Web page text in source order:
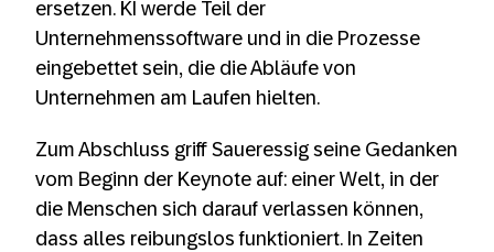
ersetzen. KI werde Teil der
Unternehmenssoftware und in die Prozesse
eingebettet sein, die die Abläufe von
Unternehmen am Laufen hielten.
Zum Abschluss griff Saueressig seine Gedanken
vom Beginn der Keynote auf: einer Welt, in der
die Menschen sich darauf verlassen können,
dass alles reibungslos funktioniert. In Zeiten